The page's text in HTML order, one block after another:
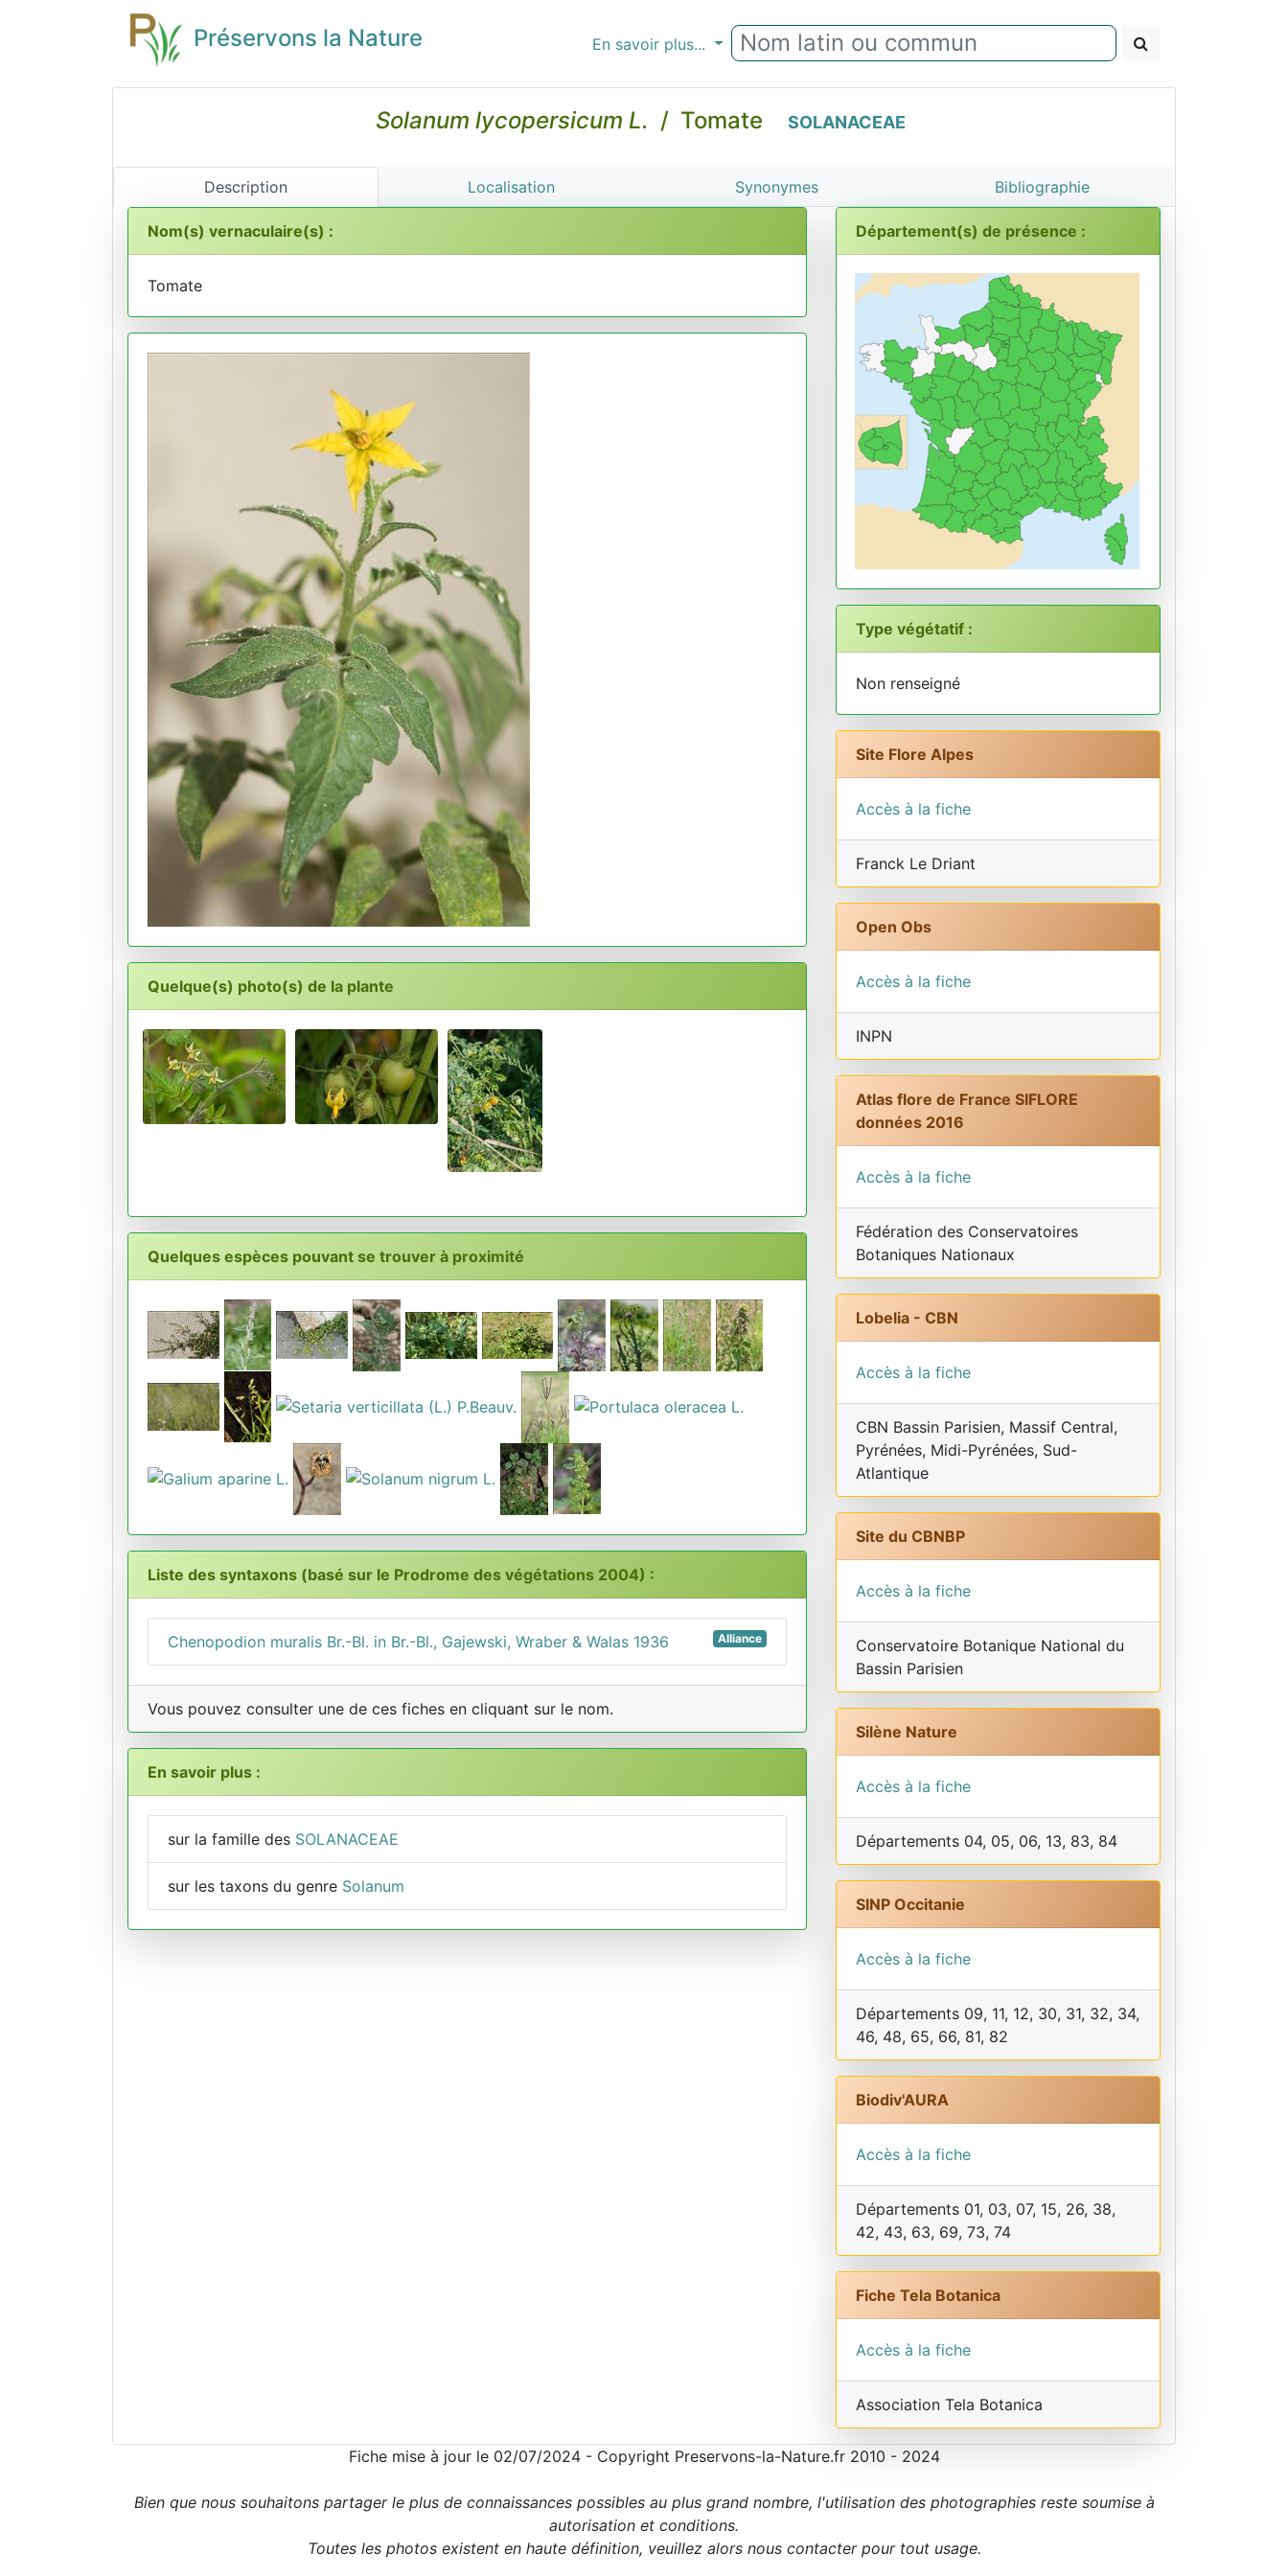
Préservons la Nature En savoir plus...
Solanum lycopersicum L. / Tomate SOLANACEAE
Description Localisation Synonymes Bibliographie
Nom(s) vernaculaire(s) :
Tomate
Quelque(s) photo(s) de la plante
Quelques espèces pouvant se trouver à proximité
Liste des syntaxons (basé sur le Prodrome des végétations 2004) :
Alliance
Chenopodion muralis Br.-Bl. in Br.-Bl., Gajewski, Wraber & Walas 1936
Vous pouvez consulter une de ces fiches en cliquant sur le nom.
En savoir plus :
sur la famille des SOLANACEAE
sur les taxons du genre Solanum
Département(s) de présence :
Type végétatif :
Non renseigné
Site Flore Alpes
Accès à la fiche
Franck Le Driant
Open Obs
Accès à la fiche
INPN
Atlas flore de France SIFLORE
données 2016
Accès à la fiche
Fédération des Conservatoires
Botaniques Nationaux
Lobelia - CBN
Accès à la fiche
CBN Bassin Parisien, Massif Central,
Pyrénées, Midi-Pyrénées, Sud-
Atlantique
Site du CBNBP
Accès à la fiche
Conservatoire Botanique National du
Bassin Parisien
Silène Nature
Accès à la fiche
Départements 04, 05, 06, 13, 83, 84
SINP Occitanie
Accès à la fiche
Départements 09, 11, 12, 30, 31, 32, 34,
46, 48, 65, 66, 81, 82
Biodiv'AURA
Accès à la fiche
Départements 01, 03, 07, 15, 26, 38,
42, 43, 63, 69, 73, 74
Fiche Tela Botanica
Accès à la fiche
Association Tela Botanica
Fiche mise à jour le 02/07/2024 - Copyright Preservons-la-Nature.fr 2010 - 2024
Bien que nous souhaitons partager le plus de connaissances possibles au plus grand nombre, l'utilisation des photographies reste soumise à
autorisation et conditions.
Toutes les photos existent en haute définition, veuillez alors nous contacter pour tout usage.